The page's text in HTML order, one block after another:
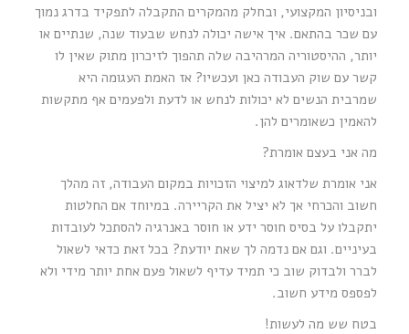
ובניסיון המקצועי, ובחלק מהמקרים התקבלה לתפקיד בדרג נמוך
עם שכר בהתאם. איך אישה יכולה לנחש שבעוד שנה, שנתיים או
יותר, ההיסטוריה המרהיבה שלה תהפוך לזיכרון מתוק שאין לו
קשר עם שוק העבודה כאן ועכשיו? אז האמת העגומה היא
שמרבית הנשים לא יכולות לנחש או לדעת ולפעמים אף מתקשות
להאמין כשאומרים להן.
מה אני בעצם אומרת?
אני אומרת שלדאוג למיצוי הזכויות במקום העבודה, זה מהלך
חשוב והכרחי אך לא יציל את הקריירה. במיוחד אם החלטות
יתקבלו על בסיס חוסר ידע או חוסר באנרגיה להסתכל לעובדות
בעיניים. וגם אם נדמה לך שאת יודעת? בכל זאת כדאי לשאול
לברר ולבדוק שוב כי תמיד עדיף לשאול פעם אחת יותר מידי ולא
לפספס מידע חשוב.
בטח שש מה לעשות!